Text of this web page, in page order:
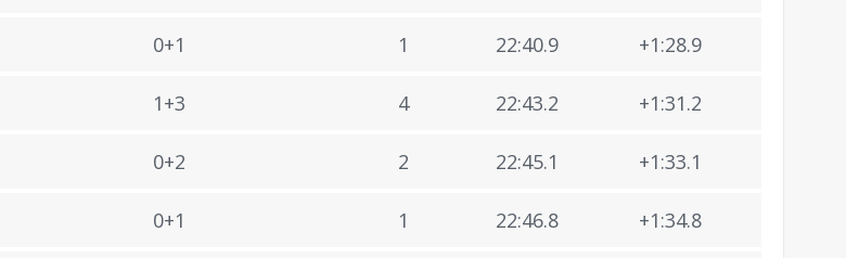
0+1 1 22:40.9 +1:28.9
1+3 4 22:43.2 +1:31.2
0+2 2 22:45.1 +1:33.1
0+1 1 22:46.8 +1:34.8